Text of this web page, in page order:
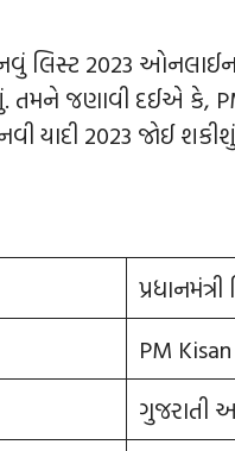
લિસ્ટ 2023
જણાવી દઈએ કે,
યાદી 2023 જોઈ
PM
ગુજરાતી